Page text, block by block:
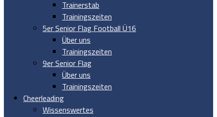
Trainerstab
Trainingszeiten
5er Senior Flag Football Ü16
Über uns
Trainingszeiten
9er Senior Flag
Über uns
Trainingszeiten
Cheerleading
Wissenswertes